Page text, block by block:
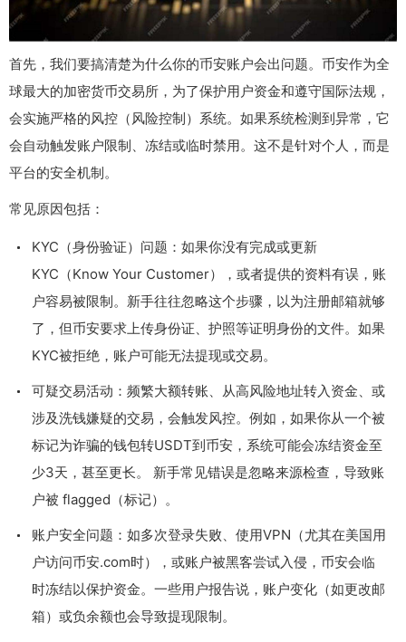
首先，我们要搞清楚为什么你的币安账户会出问题。币安作为全
球最大的加密货币交易所，为了保护用户资金和遵守国际法规，
会实施严格的风控（风险控制）系统。如果系统检测到异常，它
会自动触发账户限制、冻结或临时禁用。这不是针对个人，而是
平台的安全机制。
常见原因包括：
KYC（身份验证）问题：如果你没有完成或更新
KYC（Know Your Customer），或者提供的资料有误，账
户容易被限制。新手往往忽略这个步骤，以为注册邮箱就够
了，但币安要求上传身份证、护照等证明身份的文件。如果
KYC被拒绝，账户可能无法提现或交易。
可疑交易活动：频繁大额转账、从高风险地址转入资金、或
涉及洗钱嫌疑的交易，会触发风控。例如，如果你从一个被
标记为诈骗的钱包转USDT到币安，系统可能会冻结资金至
少3天，甚至更长。 新手常见错误是忽略来源检查，导致账
户被 flagged（标记）。
账户安全问题：如多次登录失败、使用VPN（尤其在美国用
户访问币安.com时），或账户被黑客尝试入侵，币安会临
时冻结以保护资金。一些用户报告说，账户变化（如更改邮
箱）或负余额也会导致提现限制。